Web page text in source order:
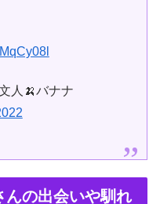
人🍌バナナ
んの出会いや馴れ